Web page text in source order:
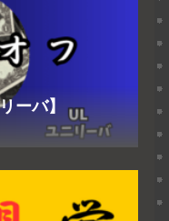
ーバ】